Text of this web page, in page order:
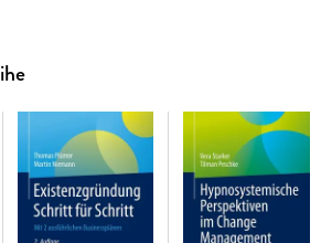
und Mentaltraining im
um auf effektive und leicht
rationale, wie auch die
Anteile der Menschen
gewonnenen Erkenntnisse in den
Alltag zu integrieren. Der Schlüssel
in der Anwendung von effektiven